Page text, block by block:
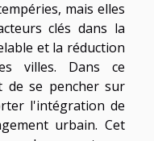
mais elles
clés dans la
et la réduction
villes. Dans ce
de se pencher sur
l'intégration de
urbain. Cet